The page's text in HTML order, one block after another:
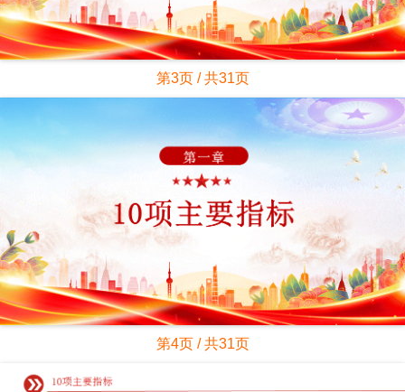
第3页 / 共31页
第4页 / 共31页